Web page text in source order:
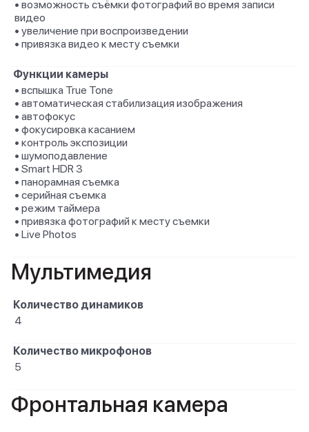
• возможность съёмки фотографий во время записи
видео
• увеличение при воспроизведении
• привязка видео к месту съемки
Функции камеры
• вспышка True Tone
• автоматическая стабилизация изображения
• автофокус
• фокусировка касанием
• контроль экспозиции
• шумоподавление
• Smart HDR 3
• панорамная съемка
• серийная съемка
• режим таймера
• привязка фотографий к месту съемки
• Live Photos
Мультимедия
Количество динамиков
4
Количество микрофонов
5
Фронтальная камера